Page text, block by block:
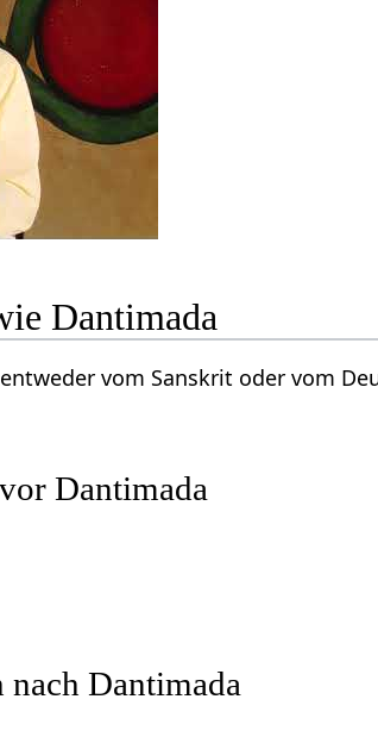
Dantimada
vom Sanskrit oder vom
Dantimada
Dantimada